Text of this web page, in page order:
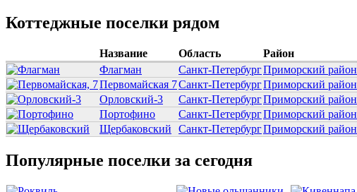
Коттеджные поселки рядом
Название Область
Район
Флагман
Санкт-ПетербургПриморский район
Первомайская 7Санкт-ПетербургПриморский район
Орловский-3
Санкт-ПетербургПриморский район
Портофино
Санкт-ПетербургПриморский район
Щербаковский
Санкт-ПетербургПриморский район
Популярные поселки за сегодня